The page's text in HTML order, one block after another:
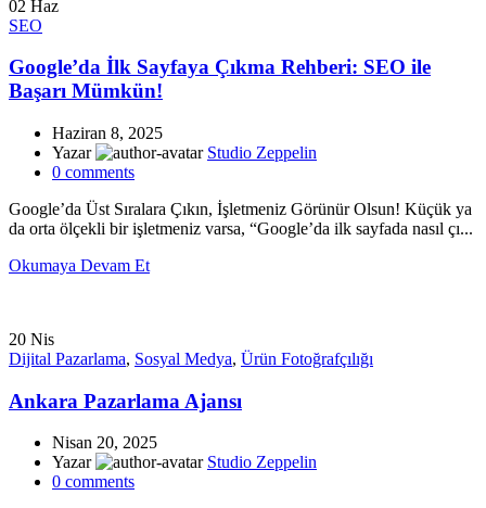
02 Haz
SEO
Google’da İlk Sayfaya Çıkma Rehberi: SEO ile
Başarı Mümkün!
Haziran 8, 2025
Yazar
Studio Zeppelin
0 comments
Google’da Üst Sıralara Çıkın, İşletmeniz Görünür Olsun! Küçük ya
da orta ölçekli bir işletmeniz varsa, “Google’da ilk sayfada nasıl çı...
Okumaya Devam Et
20 Nis
Dijital Pazarlama, Sosyal Medya, Ürün Fotoğrafçılığı
Ankara Pazarlama Ajansı
Nisan 20, 2025
Yazar
Studio Zeppelin
0 comments